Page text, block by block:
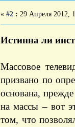
« #2 : 29 Апреля 2012,
Истинна ли
Массовое
призвано по
основана,
на массы – вот
том, что